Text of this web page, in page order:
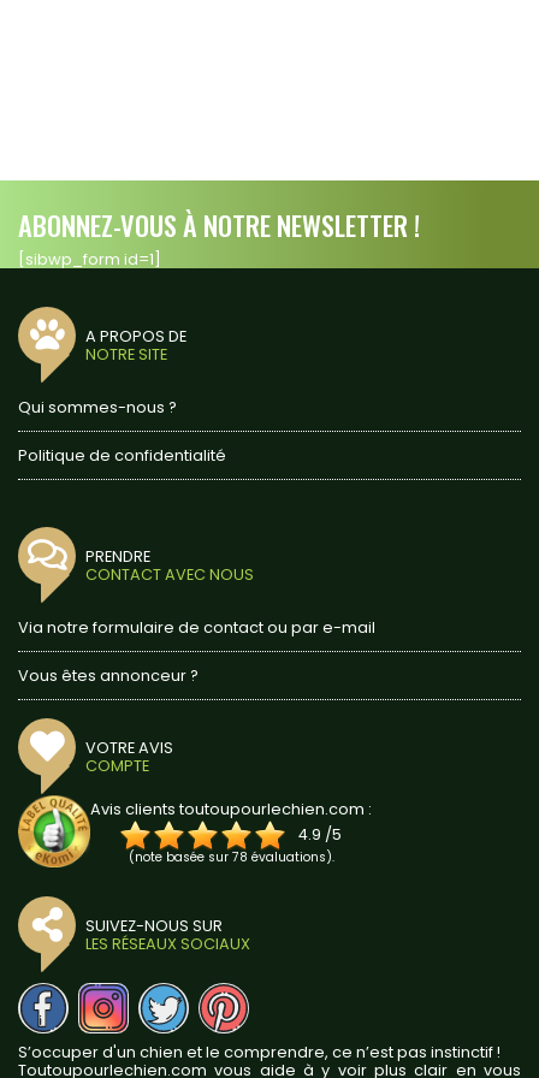
ABONNEZ-VOUS À NOTRE NEWSLETTER !
[sibwp_form id=1]
A PROPOS DE
NOTRE SITE
Qui sommes-nous ?
Politique de confidentialité
PRENDRE
CONTACT AVEC NOUS
Via notre formulaire de contact ou par e-mail
Vous êtes annonceur ?
VOTRE AVIS
COMPTE
Avis clients toutoupourlechien.com :
4.9 /5
(note basée sur 78 évaluations).
SUIVEZ-NOUS SUR
LES RÉSEAUX SOCIAUX
S’occuper d'un chien et le comprendre, ce n’est pas instinctif !
Toutoupourlechien.com vous aide à y voir plus clair en vous